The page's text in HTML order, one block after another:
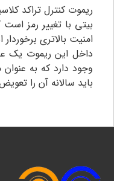
بیتی با تغییر رمز
امنیت بالاتری
وجود دارد که به
باید سالانه آن را